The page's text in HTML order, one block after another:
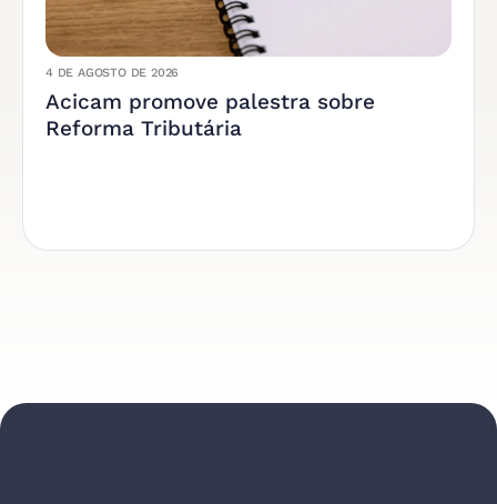
4 DE AGOSTO DE 2026
Acicam promove palestra sobre
Reforma Tributária